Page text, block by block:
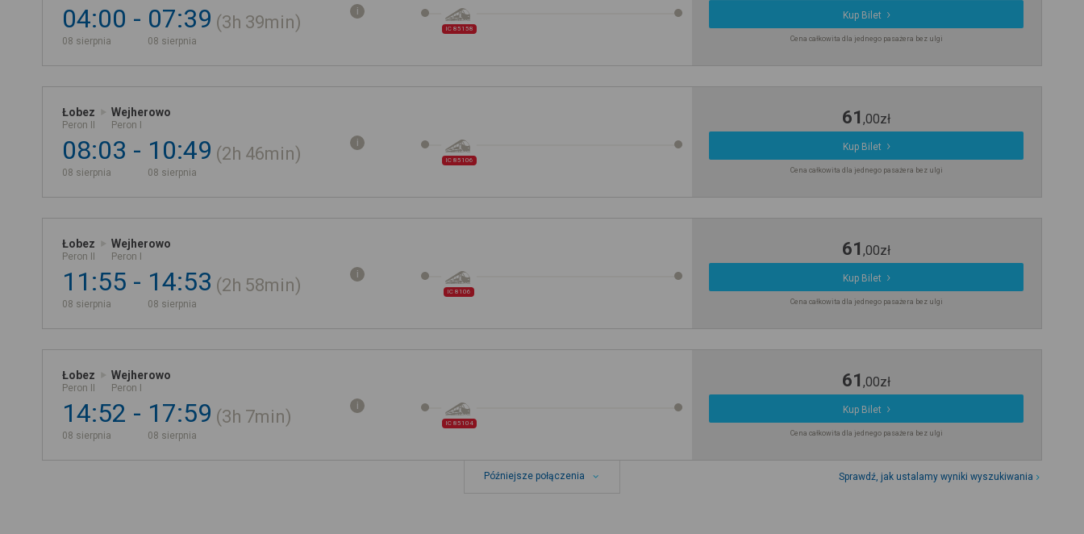
04:00
08 sierpnia
07:39
08 sierpnia
3h 39min IC 85158
Kup Bilet
Cena całkowita dla jednego pasażera bez ulgi
Łobez
Peron II
Wejherowo
Peron I
08:03
08 sierpnia
10:49
08 sierpnia
2h 46min IC 85106
61,00zł
Kup Bilet
Cena całkowita dla jednego pasażera bez ulgi
Łobez
Peron II
Wejherowo
Peron I
11:55
08 sierpnia
14:53
08 sierpnia
2h 58min IC 8106
61,00zł
Kup Bilet
Cena całkowita dla jednego pasażera bez ulgi
Łobez
Peron II
Wejherowo
Peron I
14:52
08 sierpnia
17:59
08 sierpnia
3h 7min IC 85104
61,00zł
Kup Bilet
Cena całkowita dla jednego pasażera bez ulgi
Późniejsze połączenia Sprawdź, jak ustalamy wyniki wyszukiwania